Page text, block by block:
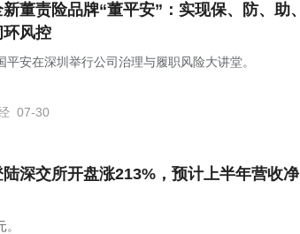
董责险品牌“董平安”：实现保、防、助、
环风控
平安在深圳举行公司治理与履职风险大讲堂。
07-30
深交所开盘涨213%，预计上半年营收净